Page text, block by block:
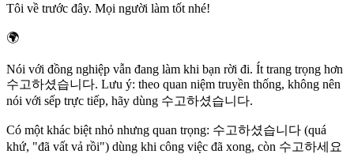
Tôi về trước đây. Mọi người làm tốt nhé!
🌍
Nói với đồng nghiệp vẫn đang làm khi bạn rời đi. Ít trang trọng hơn
수고하셨습니다. Lưu ý: theo quan niệm truyền thống, không nên
nói với sếp trực tiếp, hãy dùng 수고하셨습니다.
Có một khác biệt nhỏ nhưng quan trọng: 수고하셨습니다 (quá
khứ, "đã vất vả rồi") dùng khi công việc đã xong, còn 수고하세요